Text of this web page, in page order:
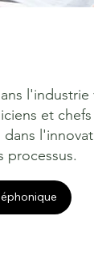
l'industrie
et
dans
processus.